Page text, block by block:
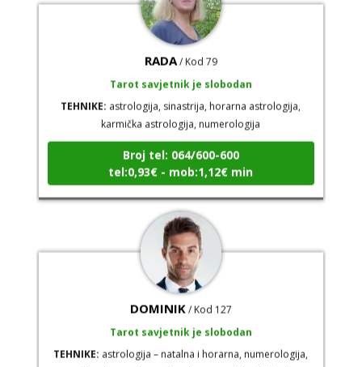
RADA/ Kod 79
astrologija, sinastrija, horarna astrologija,
karmička astrologija, numerologija
Broj tel: 064/600-600
tel:0,93€ - mob:1,12€ min
DOMINIK/ Kod 127
astrologija – natalna i horarna, numerologija,
anđeoske poruke, anđeosko energetsko čišćenje